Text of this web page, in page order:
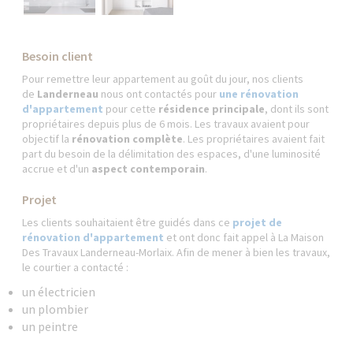
Besoin client
Pour remettre leur appartement au goût du jour, nos clients
de Landerneau nous ont contactés pour une rénovation
d'appartement pour cette résidence principale, dont ils sont
propriétaires depuis plus de 6 mois. Les travaux avaient pour
objectif la rénovation complète. Les propriétaires avaient fait
part du besoin de la délimitation des espaces, d'une luminosité
accrue et d'un aspect contemporain.
Projet
Les clients souhaitaient être guidés dans ce projet de
rénovation d'appartement et ont donc fait appel à La Maison
Des Travaux Landerneau-Morlaix. Afin de mener à bien les travaux,
le courtier a contacté :
un électricien
un plombier
un peintre